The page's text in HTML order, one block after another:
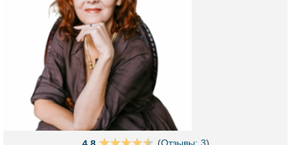
(Отзывы: 3)